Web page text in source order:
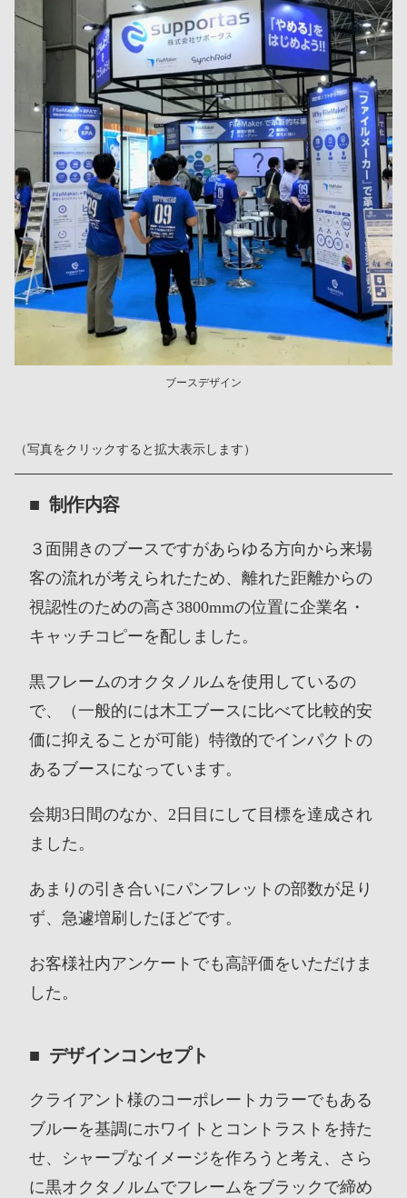
ブースデザイン
（写真をクリックすると拡大表示します）
制作内容
３面開きのブースですがあらゆる方向から来場
客の流れが考えられたため、離れた距離からの
視認性のための高さ3800mmの位置に企業名・
キャッチコピーを配しました。
黒フレームのオクタノルムを使用しているの
で、（一般的には木工ブースに比べて比較的安
価に抑えることが可能）特徴的でインパクトの
あるブースになっています。
会期3日間のなか、2日目にして目標を達成され
ました。
あまりの引き合いにパンフレットの部数が足り
ず、急遽増刷したほどです。
お客様社内アンケートでも高評価をいただけま
した。
デザインコンセプト
クライアント様のコーポレートカラーでもある
ブルーを基調にホワイトとコントラストを持た
せ、シャープなイメージを作ろうと考え、さら
に黒オクタノルムでフレームをブラックで締め